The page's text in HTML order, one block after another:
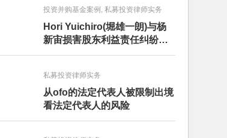
投资并购基金案例, 私募投资律师实务
Hori Yuichiro(堀雄一朗)与杨
新宙损害股东利益责任纠纷二
审案件二审民事判决书
私募投资律师实务
从ofo的法定代表人被限制出境
看法定代表人的风险